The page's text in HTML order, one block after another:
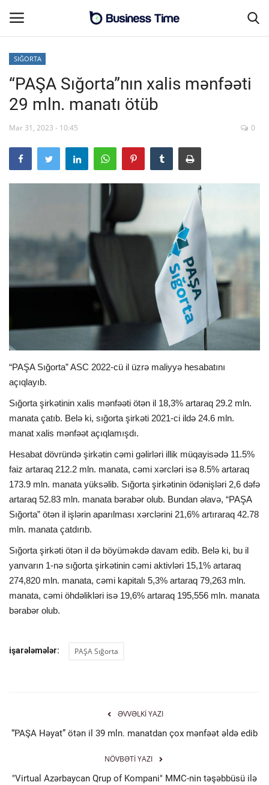
Əsas səhifə
MALİYYƏ-BİZNES
SƏNAYE-İNFRASTRUKTUR
ENERGETİKA
SİYASƏT
FORMULA 1
ANALİTİKA
Multimedia
SIĞORTA
“PAŞA Sığorta”nın xalis mənfəəti
29 mln. manatı ötüb
Mar 31, 2023 - 10:45 0
“PAŞA Sığorta” ASC 2022-cü il üzrə maliyyə hesabatını
açıqlayıb.
Sığorta şirkətinin xalis mənfəəti ötən il 18,3% artaraq 29.2 mln.
manata çatıb. Belə ki, sığorta şirkəti 2021-ci ildə 24.6 mln.
manat xalis mənfəət açıqlamışdı.
Hesabat dövründə şirkətin cəmi gəlirləri illik müqayisədə 11.5%
faiz artaraq 212.2 mln. manata, cəmi xərcləri isə 8.5% artaraq
173.9 mln. manata yüksəlib. Sığorta şirkətinin ödənişləri 2,6 dəfə
artaraq 52.83 mln. manata bərabər olub. Bundan əlavə, “PAŞA
Sığorta” ötən il işlərin aparılması xərclərini 21,6% artıraraq 42.78
mln. manata çatdırıb.
Sığorta şirkəti ötən il də böyüməkdə davam edib. Belə ki, bu il
yanvarın 1-nə sığorta şirkətinin cəmi aktivləri 15,1% artaraq
274,820 mln. manata, cəmi kapitalı 5,3% artaraq 79,263 mln.
manata, cəmi öhdəlikləri isə 19,6% artaraq 195,556 mln. manata
bərabər olub.
işarələmələr: PAŞA Sığorta
ƏVVƏLKI YAZI
“PAŞA Həyat” ötən il 39 mln. manatdan çox mənfəət əldə edib
NÖVBƏTI YAZI
"Virtual Azərbaycan Qrup of Kompani" MMC-nin təşəbbüsü ilə